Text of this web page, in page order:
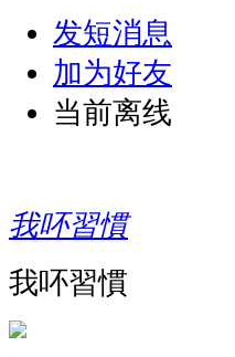
发短消息
加为好友
当前离线
我吥習慣
我吥習慣